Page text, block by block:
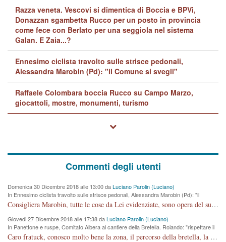
Razza veneta. Vescovi si dimentica di Boccia e BPVi,
Donazzan sgambetta Rucco per un posto in provincia
come fece con Berlato per una seggiola nel sistema
Galan. E Zaia...?
Ennesimo ciclista travolto sulle strisce pedonali,
Alessandra Marobin (Pd): "il Comune si svegli"
Raffaele Colombara boccia Rucco su Campo Marzo,
giocattoli, mostre, monumenti, turismo
Commenti degli utenti
Domenica 30 Dicembre 2018 alle 13:00 daLuciano Parolin (Luciano)
In Ennesimo ciclista travolto sulle strisce pedonali, Alessandra Marobin (Pd): "il
Comune si svegli"
Consigliera Marobin, tutte le cose da Lei evidenziate, sono opera del suo ex Assessore e compagno di Partito Antonio Marco Dalla Pozza Assessore alla "progettazione" di piste ciclabili e altre porcherie. A lui manderei il conto da saldare per incidenti e danni alle persone. E' ora che "finiamola." Avete perso rassegnatevi. qui IL SINDACO RUCCO NON C'ENTRA PER NIENTE. CAPITO!!!!!!!! Amen.
Giovedi 27 Dicembre 2018 alle 17:38 daLuciano Parolin (Luciano)
In Panettone e ruspe, Comitato Albera al cantiere della Bretella. Rolando: "rispettare il
cronoprogramma"
Caro fratuck, conosco molto bene la zona, il percorso della bretella, la situazione dei cittadini, abito in Viale Trento. A partire dal 2003 ho partecipato al Comitato di Maddalene pro bretella, e a riunioni propositive per apportare modifiche al progetto. Numerose mie foto del territorio sono arrivate a Roma, altri miei interventi (non graditi dalla Sx) sono stati pubblicati dal GdV, assieme ad altri come Ciro Asproso, ora favorevole alla bretella. Ho partecipato alla raccolta firme per la chiusura della strada x 5 giorni eseguita dal Sindaco Hullwech per sforamento 180 Micro/g. Pertanto come impegno per la tematica sono apposto con la coscienza. Ora il Progetto è partito, fine! Voglio dire che la nuova Giunta "comunale" non c'entra più. L'opera sarà "malauguratamente" eseguita, ma non con il mio placet. Il Consigliere Comunale dovrebbe capire che la campagna elettorale è finita, con buona pace di tutti. Quello che invece dovrebbe interessare è la proprietà della strada, dall'uscita autostradale Ovest, sino alla Rotatoria dell'Albara, vi sono tre possessori: Autostrade SpA; La Provincia, il Comune. Come la mettiamo per il futuro ? I costi, da 50 sono saliti a 100 milioni di € come dire 20 milioni a KM (!) da non credere. Comunque si farà. Ma nessuno canti Vittoria, anzi meglio non farne un ulteriore fatto "partitico" per questioni elettorali o di seggio. Se mi manda la sua mail, sono disponibile ad inviare i documenti e le foto sopra descritte. Con ossequi, Luciano Parolin